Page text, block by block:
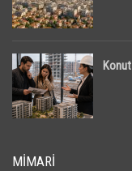
MIMARI